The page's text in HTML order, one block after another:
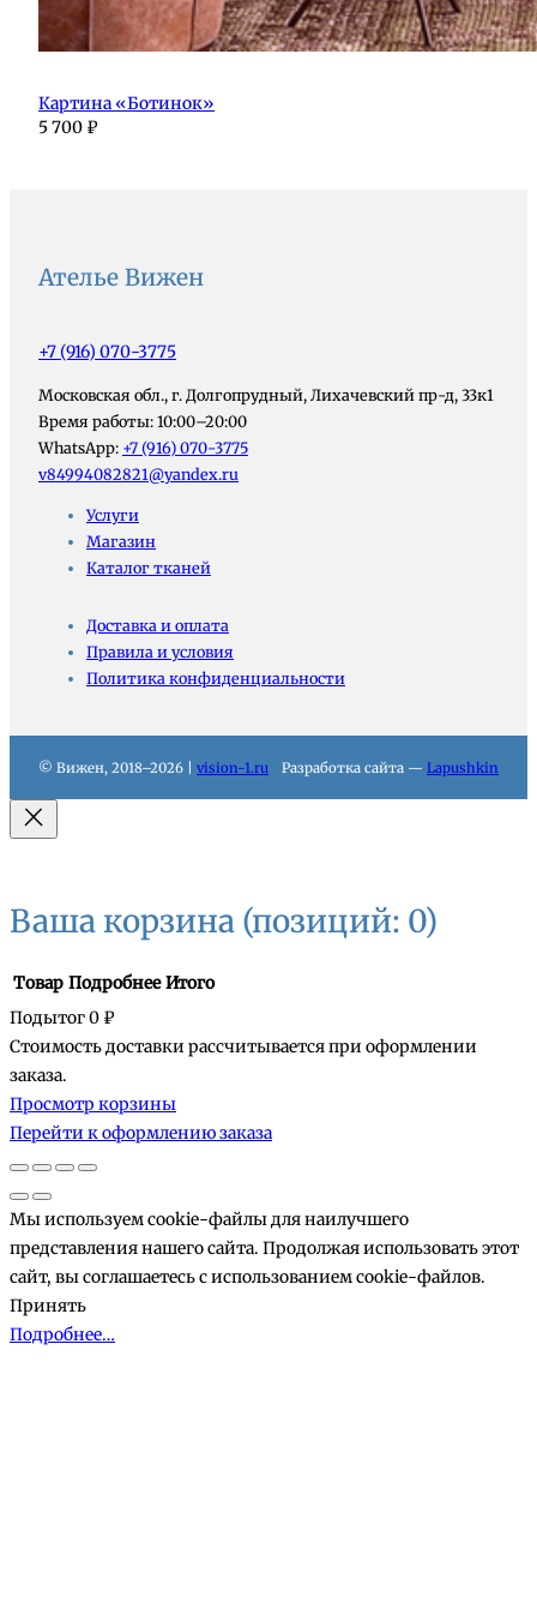
Картина «Ботинок»
5 700 ₽
Ателье Вижен
+7 (916) 070-3775
Московская обл., г. Долгопрудный, Лихачевский пр-д, 33к1
Время работы: 10:00–20:00
WhatsApp: +7 (916) 070-3775
v84994082821@yandex.ru
Услуги
Магазин
Каталог тканей
Доставка и оплата
Правила и условия
Политика конфиденциальности
© Вижен, 2018–2026 | vision-1.ru Разработка сайта — Lapushkin
Ваша корзина (позиций: 0)
Товары
в
корзине
Товар Подробнее Итого
Подытог0 ₽
Стоимость доставки рассчитывается при оформлении
заказа.
Просмотр корзины
Перейти к оформлению заказа
Мы используем cookie-файлы для наилучшего
представления нашего сайта. Продолжая использовать этот
сайт, вы соглашаетесь с использованием cookie-файлов.
Принять
Подробнее…